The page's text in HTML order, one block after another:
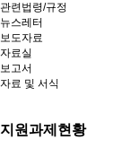
관련법령/규정
뉴스레터
보도자료
자료실
보고서
자료 및 서식
지원과제현황